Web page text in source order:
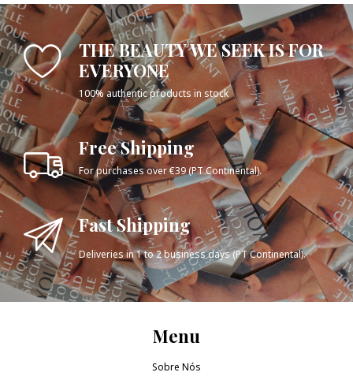
THE BEAUTY WE SEEK IS FOR
EVERYONE
100% authentic products in stock
Free Shipping
For purchases over €39 (PT Continental).
Fast Shipping
Deliveries in 1 to 2 business days (PT Continental).
Menu
Sobre Nós